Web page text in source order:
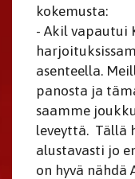
kokemusta:
- Akil vapautui
asenteella.
panosta ja
saamme
leveyttä. Tällä
alustavasti jo
on hyvä nähdä